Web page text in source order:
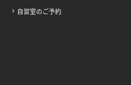
自習室のご予約